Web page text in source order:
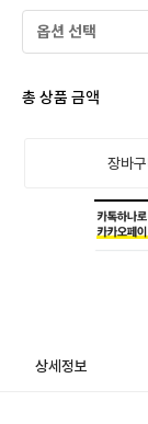
총 상품 금액
장바구
상세정보